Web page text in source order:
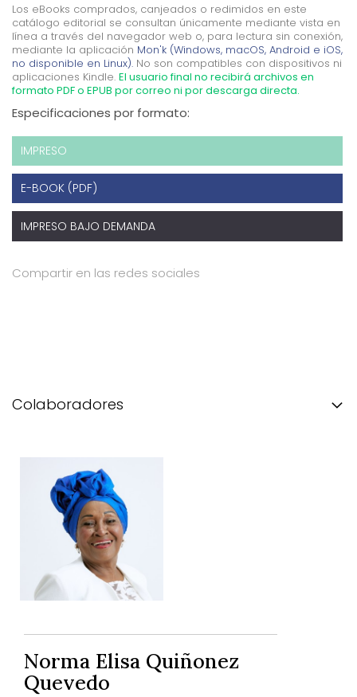
Los eBooks comprados, canjeados o redimidos en este
catálogo editorial se consultan únicamente mediante vista en
línea a través del navegador web o, para lectura sin conexión,
mediante la aplicación Mon'k (Windows, macOS, Android e iOS,
no disponible en Linux). No son compatibles con dispositivos ni
aplicaciones Kindle. El usuario final no recibirá archivos en
formato PDF o EPUB por correo ni por descarga directa.
Especificaciones por formato:
IMPRESO
E-BOOK (PDF)
IMPRESO BAJO DEMANDA
Compartir en las redes sociales
Colaboradores
Norma Elisa Quiñonez
Quevedo